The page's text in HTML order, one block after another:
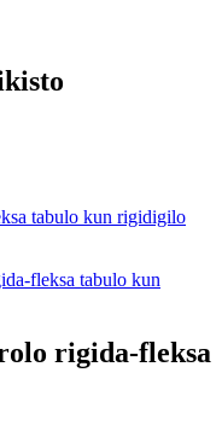
rigida-fleksa